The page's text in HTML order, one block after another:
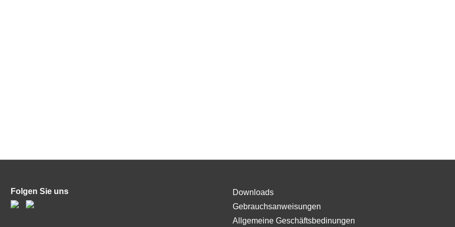
Folgen Sie uns
Downloads
Gebrauchsanweisungen
Allgemeine Geschäftsbedinungen